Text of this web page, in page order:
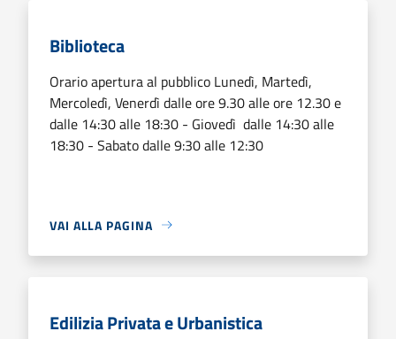
Biblioteca
Orario apertura al pubblico Lunedì, Martedì,
Mercoledì, Venerdì dalle ore 9.30 alle ore 12.30 e
dalle 14:30 alle 18:30 - Giovedì dalle 14:30 alle
18:30 - Sabato dalle 9:30 alle 12:30
VAI ALLA PAGINA
Edilizia Privata e Urbanistica